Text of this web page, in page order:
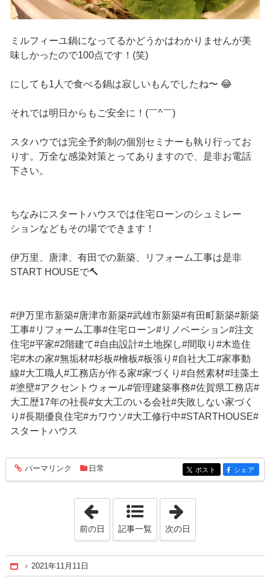
ミルフィーユ鍋になってるかどうかはわかりませんが美
味しかったので100点です！(笑)
にしても1人で食べる鍋は寂しいもんでしたね〜 😂
それでは明日からもご安全に！(￣^￣)ゞ
スタハウでは完全予約制の個別セミナーも執り行ってお
りす。万全な感染対策とってありますので、是非お電話
下さい。
ちなみにスタートハウスでは住宅ローンのシュミレー
ションなどもその場でできます！
伊万里、唐津、有田での新築、リフォーム工事は是非
START HOUSEで🔨
#伊万里市新築#唐津市新築#武雄市新築#有田町新築#新築
工事#リフォーム工事#住宅ローン#リノベーション#注文
住宅#平家#2階建て#自由設計#土地探し#間取り#木造住
宅#木の家#無垢材#杉板#檜板#板張り#自社大工#家事動
線#大工職人#工務店が作る家#家づくり#自然素材#珪藻土
#塗壁#アクセントウォール#管理建築事務#佐賀県工務店#
大工歴17年の社長#女大工のいる会社#失敗しない家づく
り#長期優良住宅#カワウソ#大工修行中#STARTHOUSE#
スタートハウス
entry278
パーマリンク 日常 entry278
ポスト entry278
シェア
「2021年10月30日」
前の日 記事一覧 次の日
Home
2021年11月11日